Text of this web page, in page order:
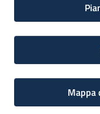
Mappa